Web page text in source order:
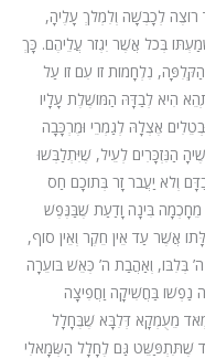
לְכָבְשָׁה וְלִמְלֹךְ עָלֶיהָ,
בְּכֹל אֲשֶׁר יִגְזֹר עֲלֵיהֶם. כָּךְ
נִלְחָמוֹת זוֹ עִם זוֹ עַל
הִיא לְבַדָּהּ הַמּוֹשֶׁלֶת עָלָיו
אֶצְלָהּ לְגַמְרֵי וּמֶרְכָּבָה
הַנִּזְכָּרִים לְעֵיל, שֶׁיִּתְלַבְּשׁוּ
וְלֹא יַעֲבֹר זָר בְּתוֹכָם חַס
מֵחָכְמָה בִּינָה וָדַעַת שֶׁבַּנֶּפֶשׁ
אֲשֶׁר עַד אֵין חֵקֶר וְאֵין סוֹף,
בְּלִבּוֹ, וְאַהֲבַת ה’ כְּאֵשׁ בּוֹעֵרָה
נַפְשׁוֹ בַּחֲשִׁיקָה וַחֲפִיצָה
מֵעֻמְקָא דְּלִבָּא שֶׁבֶּחָלָל
עַד שֶׁתִּתְפַּשֵּׁט גַּם לֶחָלָל הַשְּׂמָאלִי